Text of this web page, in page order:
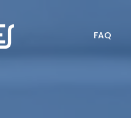
FAQ